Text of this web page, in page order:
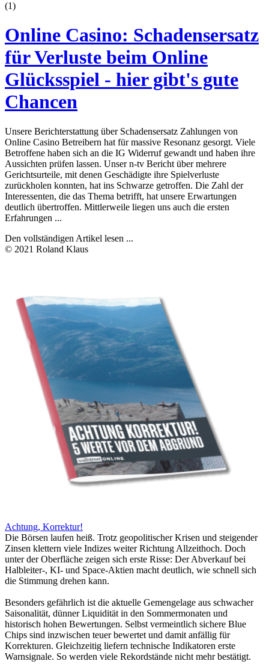
(1)
Online Casino: Schadensersatz
für Verluste beim Online
Glücksspiel - hier gibt's gute
Chancen
Unsere Berichterstattung über Schadensersatz Zahlungen von
Online Casino Betreibern hat für massive Resonanz gesorgt. Viele
Betroffene haben sich an die IG Widerruf gewandt und haben ihre
Aussichten prüfen lassen. Unser n-tv Bericht über mehrere
Gerichtsurteile, mit denen Geschädigte ihre Spielverluste
zurückholen konnten, hat ins Schwarze getroffen. Die Zahl der
Interessenten, die das Thema betrifft, hat unsere Erwartungen
deutlich übertroffen. Mittlerweile liegen uns auch die ersten
Erfahrungen ...
Den vollständigen Artikel lesen ...
© 2021 Roland Klaus
Achtung, Korrektur!
Die Börsen laufen heiß. Trotz geopolitischer Krisen und steigender
Zinsen klettern viele Indizes weiter Richtung Allzeithoch. Doch
unter der Oberfläche zeigen sich erste Risse: Der Abverkauf bei
Halbleiter-, KI- und Space-Aktien macht deutlich, wie schnell sich
die Stimmung drehen kann.
Besonders gefährlich ist die aktuelle Gemengelage aus schwacher
Saisonalität, dünner Liquidität in den Sommermonaten und
historisch hohen Bewertungen. Selbst vermeintlich sichere Blue
Chips sind inzwischen teuer bewertet und damit anfällig für
Korrekturen. Gleichzeitig liefern technische Indikatoren erste
Warnsignale. So werden viele Rekordstände nicht mehr bestätigt.